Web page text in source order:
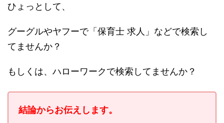
ひょっとして、
グーグルやヤフーで「保育士 求人」などで検索し
てませんか？
もしくは、ハローワークで検索してませんか？
結論からお伝えします。